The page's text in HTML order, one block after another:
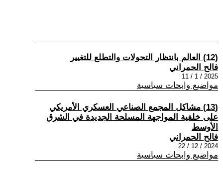
(12) العالم بانتظار التحولات والتطلع للتغيير
فالح الحمراني
2025 / 1 / 11
مواضيع وابحاث سياسية
(13) مشاكل المجمع الصناعي العسكري الأمريكي
على خلفية المواجهة المسلحة ‏الجديدة في الشرق
الأوسط
فالح الحمراني
2024 / 12 / 22
مواضيع وابحاث سياسية